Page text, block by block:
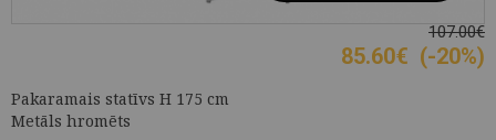
107.00€
85.60€ (-20%)
Pakaramais statīvs H 175 cm
Metāls hromēts